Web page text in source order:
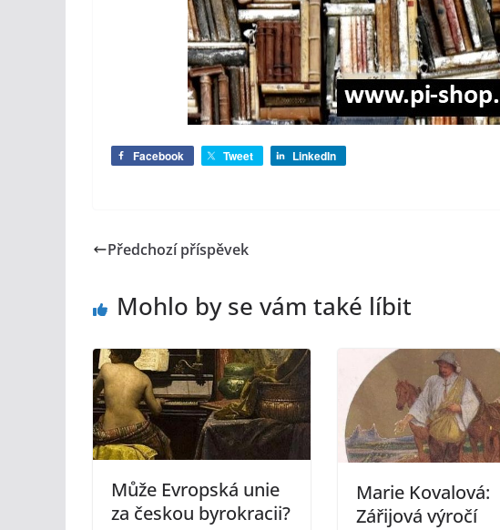
Facebook Tweet LinkedIn
Předchozí příspěvek
Mohlo by se vám také líbit
Může Evropská unie
za českou byrokracii?
Marie Kovalová:
Zářijová výročí